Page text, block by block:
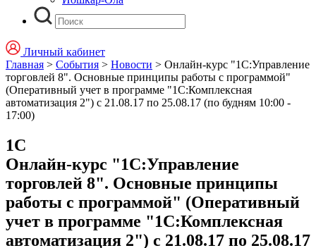
Личный кабинет
Главная > События > Новости > Онлайн-курс "1С:Управление
торговлей 8". Основные принципы работы с программой"
(Оперативный учет в программe "1С:Комплексная
автоматизация 2") с 21.08.17 по 25.08.17 (по будням 10:00 -
17:00)
1С
Онлайн-курс "1С:Управление
торговлей 8". Основные принципы
работы с программой" (Оперативный
учет в программe "1С:Комплексная
автоматизация 2") с 21.08.17 по 25.08.17